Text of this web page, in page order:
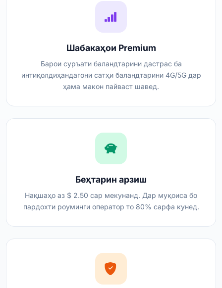
Шабакаҳои Premium
Барои суръати баландтарини дастрас ба
интиқолдиҳандагони сатҳи баландтарини 4G/5G дар
ҳама макон пайваст шавед.
Беҳтарин арзиш
Нақшаҳо аз $ 2.50 сар мекунанд. Дар муқоиса бо
пардохти роуминги оператор то 80% сарфа кунед.